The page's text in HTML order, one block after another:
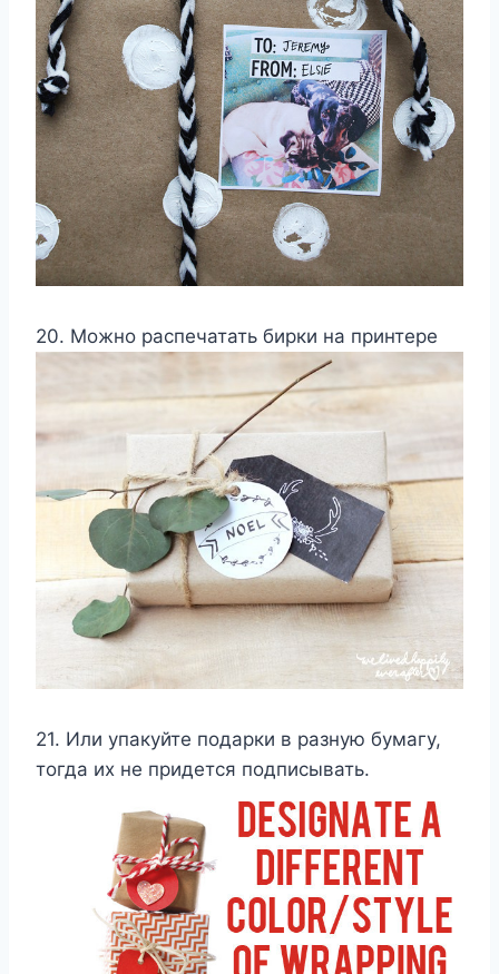
20. Можно распечатать бирки на принтере
21. Или упакуйте подарки в разную бумагу,
тогда их не придется подписывать.